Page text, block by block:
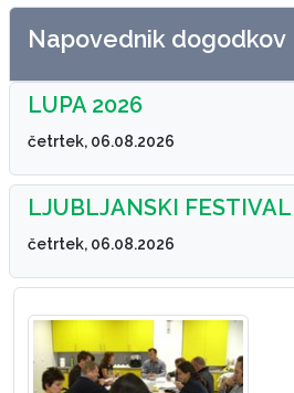
Napovednik dogodkov
LUPA 2026
četrtek, 06.08.2026
LJUBLJANSKI FESTIVAL
četrtek, 06.08.2026